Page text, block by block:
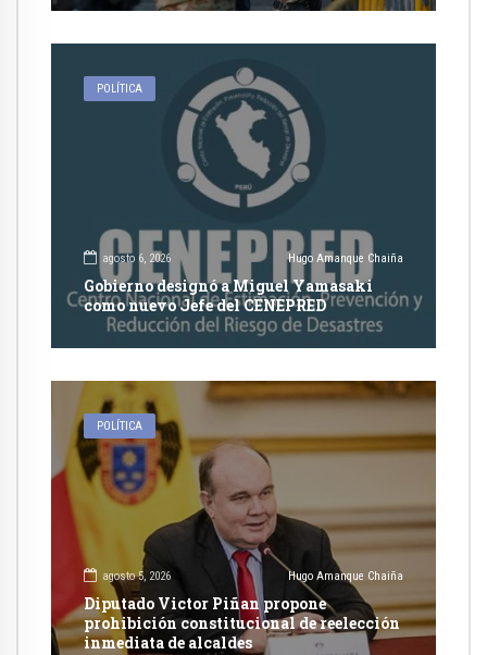
POLÍTICA
agosto 6, 2026 Hugo Amanque Chaiña
Gobierno designó a Miguel Yamasaki
como nuevo Jefe del CENEPRED
POLÍTICA
agosto 5, 2026 Hugo Amanque Chaiña
Diputado Victor Piñan propone
prohibición constitucional de reelección
inmediata de alcaldes